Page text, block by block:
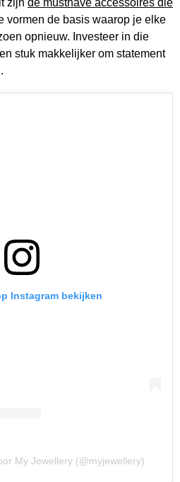
zijn de musthave accessoires die
vormen de basis waarop je elke
opnieuw. Investeer in die
stuk makkelijker om statement
Instagram bekijken
My Jewellery (@myjewellery)